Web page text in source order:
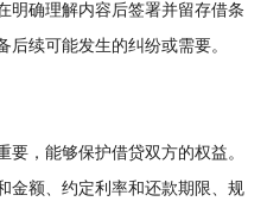
确理解内容后签署并留存借条
续可能发生的纠纷或需要。
，能够保护借贷双方的权益。
金额、约定利率和还款期限、规